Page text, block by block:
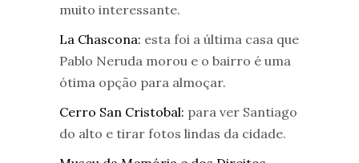
muito interessante.
La Chascona: esta foi a última casa que
Pablo Neruda morou e o bairro é uma
ótima opção para almoçar.
Cerro San Cristobal: para ver Santiago
do alto e tirar fotos lindas da cidade.